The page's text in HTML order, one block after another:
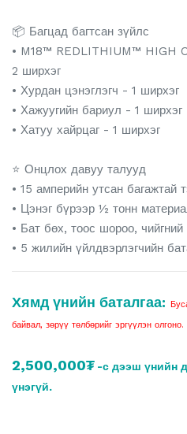
📦 Багцад багтсан зүйлс
• M18™ REDLITHIUM™ HIGH
2 ширхэг
• Хурдан цэнэглэгч - 1 ширхэг
• Хажуугийн бариул - 1 ширхэг
• Хатуу хайрцаг - 1 ширхэг
⭐ Онцлох давуу талууд
• 15 амперийн утсан багажтай
• Цэнэг бүрээр ½ тонн
• Бат бөх, тоос шороо, чийгний
• 5 жилийн үйлдвэрлэгчийн
Хямд үнийн баталгаа:
байвал, зөрүү төлбөрийг эргүүлэн олгоно.
2,500,000₮ -с дээш үнийн
үнэгүй.